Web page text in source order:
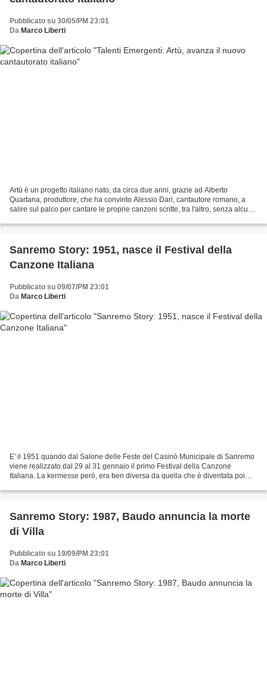
Pubblicato su 30/05/PM 23:01
Da Marco Liberti
Artù è un progetto italiano nato, da circa due anni, grazie ad Alberto
Quartana, produttore, che ha convinto Alessio Dari, cantautore romano, a
salire sul palco per cantare le proprie canzoni scritte, tra l'altro, senza alcun
Sanremo Story: 1951, nasce il Festival della
Canzone Italiana
Pubblicato su 09/07/PM 23:01
Da Marco Liberti
E' il 1951 quando dal Salone delle Feste del Casinò Municipale di Sanremo
viene realizzato dal 29 al 31 gennaio il primo Festival della Canzone
Italiana. La kermesse però, era ben diversa da quella che è diventata poi
Sanremo Story: 1987, Baudo annuncia la morte
di Villa
Pubblicato su 19/09/PM 23:01
Da Marco Liberti